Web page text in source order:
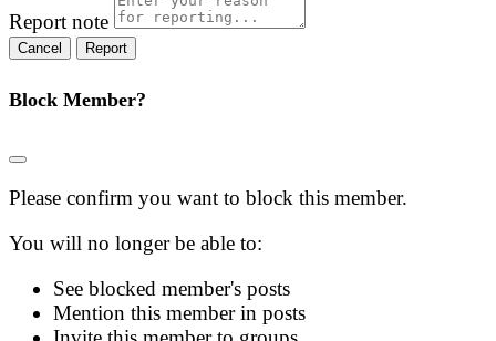
Report note
Report
Block Member?
Please confirm you want to block this member.
You will no longer be able to:
See blocked member's posts
Mention this member in posts